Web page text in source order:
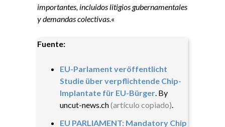
importantes, incluidos litigios gubernamentales
y demandas colectivas.«
Fuente:
EU-Parlament veröffentlicht
Studie über verpflichtende Chip-
Implantate für EU-Bürger. By
uncut-news.ch(artículo copiado).
EU PARLIAMENT: Mandatory Chip